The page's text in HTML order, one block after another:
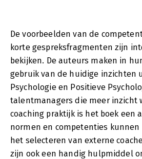
De voorbeelden van de
korte gespreksfragmenten zijn
bekijken. De auteurs maken in
gebruik van de huidige inzichten
Psychologie en Positieve
talentmanagers die meer inzicht
coaching praktijk is het boek een
normen en competenties
het selecteren van externe
zijn ook een handig hulpmiddel